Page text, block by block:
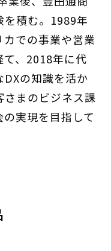
を積む。1989年
での事業や営業
、2018年に代
の知識を活か
さまのビジネス課
実現を目指して